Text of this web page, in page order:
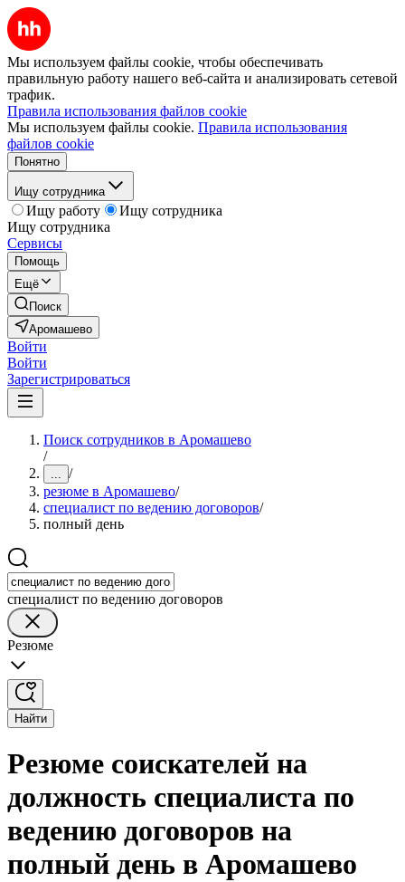
Мы используем файлы cookie, чтобы обеспечивать
правильную работу нашего веб-сайта и анализировать сетевой
трафик.
Правила использования файлов cookie
Мы используем файлы cookie. Правила использования
файлов cookie
Понятно
Ищу сотрудника
Ищу работу
Ищу сотрудника
Ищу сотрудника
Сервисы
Помощь
Ещё
Поиск
Аромашево
Войти
Войти
Зарегистрироваться
Поиск сотрудников в Аромашево
/
... /
резюме в Аромашево/
специалист по ведению договоров/
полный день
специалист по ведению договоров
Резюме
Найти
Резюме соискателей на
должность специалиста по
ведению договоров на
полный день в Аромашево